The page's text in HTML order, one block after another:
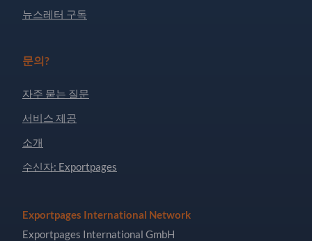
뉴스레터 구독
문의?
자주 묻는 질문
서비스 제공
소개
수신자: Exportpages
Exportpages International Network
Exportpages International GmbH